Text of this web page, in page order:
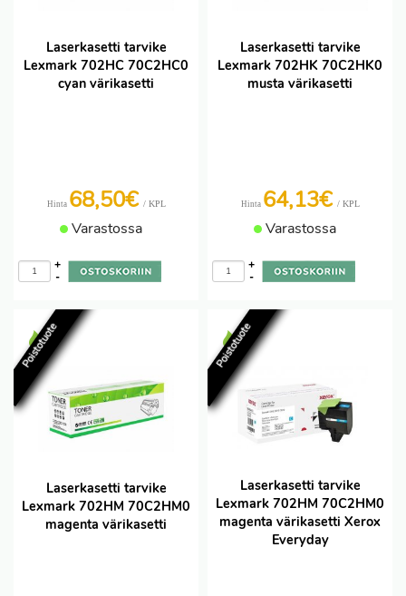
Laserkasetti tarvike
Lexmark 702HC 70C2HC0
cyan värikasetti
Hinta 68,50€ / KPL
Varastossa
-
+
Laserkasetti tarvike
Lexmark 702HK 70C2HK0
musta värikasetti
Hinta 64,13€ / KPL
Varastossa
-
+
Poistotuote
Laserkasetti tarvike
Lexmark 702HM 70C2HM0
magenta värikasetti
Poistotuote
Laserkasetti tarvike
Lexmark 702HM 70C2HM0
magenta värikasetti Xerox
Everyday